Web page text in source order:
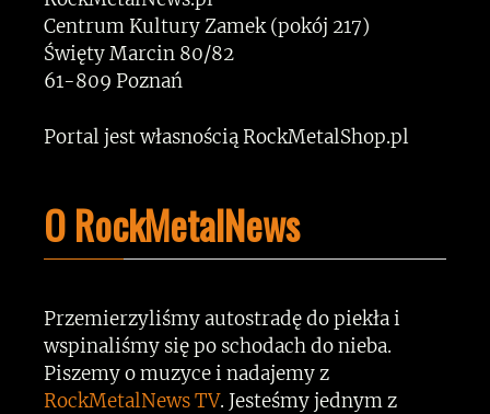
Centrum Kultury Zamek (pokój 217)
Święty Marcin 80/82
61-809 Poznań
Portal jest własnością RockMetalShop.pl
O RockMetalNews
Przemierzyliśmy autostradę do piekła i
wspinaliśmy się po schodach do nieba.
Piszemy o muzyce i nadajemy z
RockMetalNews TV. Jesteśmy jednym z